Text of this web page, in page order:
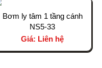
Bơm ly tâm 1 tầng cánh
NS5-33
Giá: Liên hệ